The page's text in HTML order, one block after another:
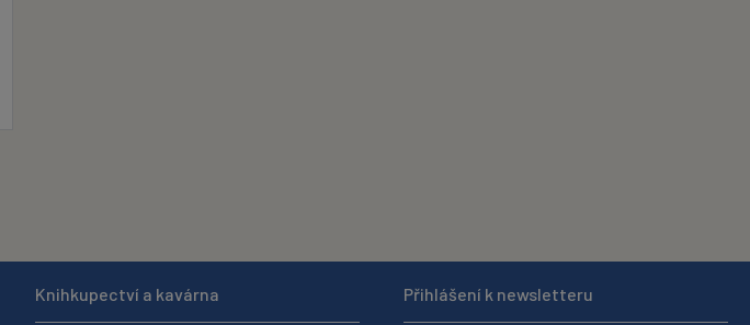
Knihkupectví a kavárna Přihlášení k newsletteru